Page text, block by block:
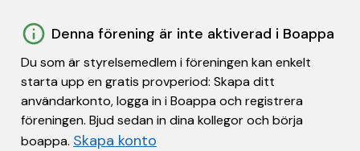
Denna förening är inte aktiverad i Boappa
Du som är styrelsemedlem i föreningen kan enkelt
starta upp en gratis provperiod: Skapa ditt
användarkonto, logga in i Boappa och registrera
föreningen. Bjud sedan in dina kollegor och börja
boappa. Skapa konto